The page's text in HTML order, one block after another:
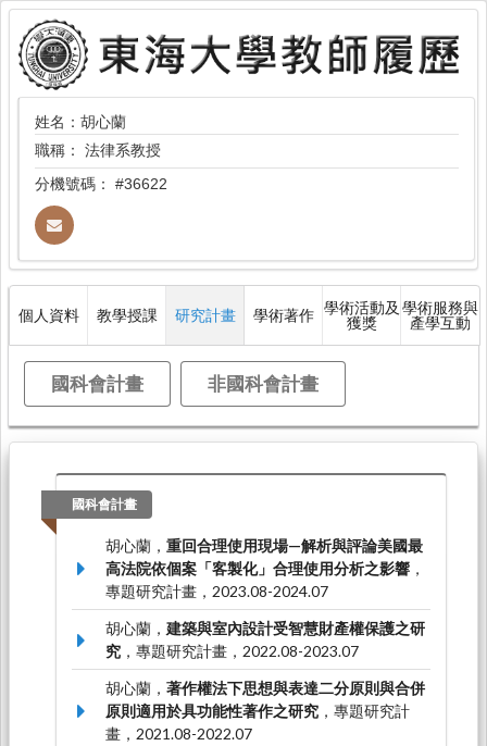
姓名：胡心蘭
職稱： 法律系教授
分機號碼： #36622
個人資料 教學授課 研究計畫 學術著作 學術活動及
獲獎
學術服務與
產學互動
國科會計畫 非國科會計畫
國科會計畫
胡心蘭， 重回合理使用現場—解析與評論美國最
高法院依個案「客製化」合理使用分析之影響 ，
專題研究計畫，2023.08-2024.07
胡心蘭， 建築與室內設計受智慧財產權保護之研
究 ，專題研究計畫，2022.08-2023.07
胡心蘭， 著作權法下思想與表達二分原則與合併
原則適用於具功能性著作之研究 ，專題研究計
畫，2021.08-2022.07